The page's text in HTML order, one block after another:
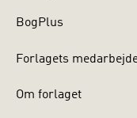
BogPlus
Forlagets
Om forlaget